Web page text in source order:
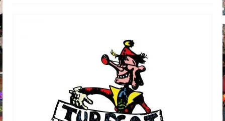
Foto’s Carnaval 2012-2013
Foto’s Carnaval 2013-2014
Foto’s Carnaval 2014-2015
Foto’s Carnaval 2015-2016